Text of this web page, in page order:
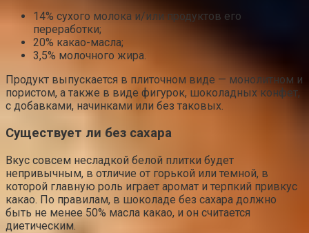
14% сухого молока и/или продуктов его
переработки;
20% какао-масла;
3,5% молочного жира.
Продукт выпускается в плиточном виде — монолитном и
пористом, а также в виде фигурок, шоколадных конфет,
с добавками, начинками или без таковых.
Существует ли без сахара
Вкус совсем несладкой белой плитки будет
непривычным, в отличие от горькой или темной, в
которой главную роль играет аромат и терпкий привкус
какао. По правилам, в шоколаде без сахара должно
быть не менее 50% масла какао, и он считается
диетическим.